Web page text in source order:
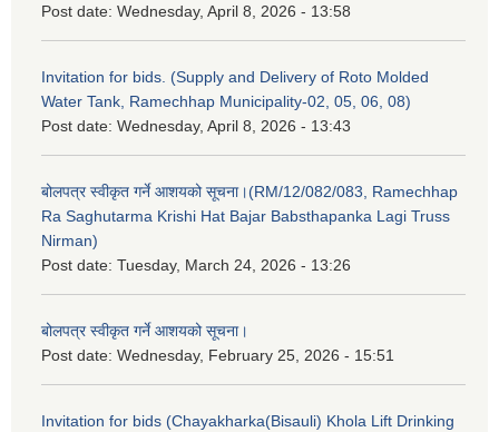
Post date: Wednesday, April 8, 2026 - 13:58
Invitation for bids. (Supply and Delivery of Roto Molded
Water Tank, Ramechhap Municipality-02, 05, 06, 08)
Post date: Wednesday, April 8, 2026 - 13:43
बोलपत्र स्वीकृत गर्ने आशयको सूचना।(RM/12/082/083, Ramechhap
Ra Saghutarma Krishi Hat Bajar Babsthapanka Lagi Truss
Nirman)
Post date: Tuesday, March 24, 2026 - 13:26
बोलपत्र स्वीकृत गर्ने आशयको सूचना।
Post date: Wednesday, February 25, 2026 - 15:51
Invitation for bids (Chayakharka(Bisauli) Khola Lift Drinking